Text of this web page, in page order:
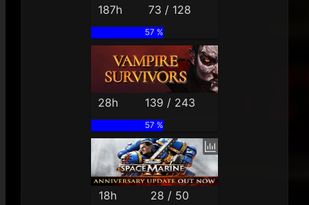
187h 73 / 128
57 %
28h 139 / 243
57 %
18h 28 / 50